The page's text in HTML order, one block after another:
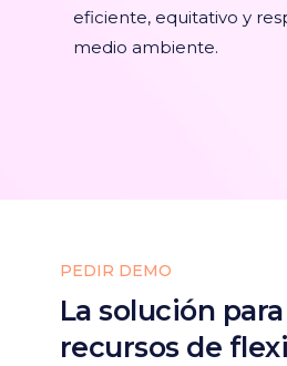
eficiente, equitativo y
medio ambiente.
PEDIR DEMO
La solución
recursos de